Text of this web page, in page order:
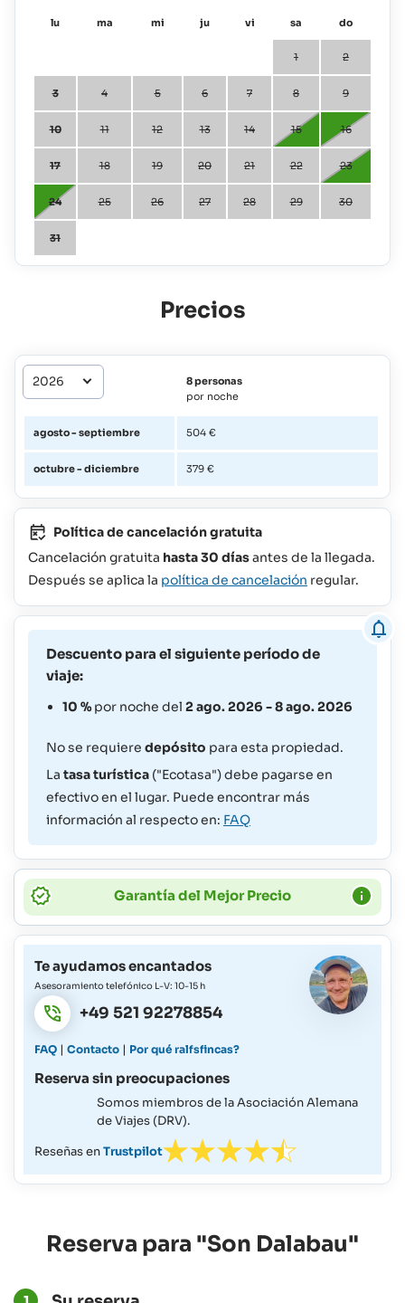
lu ma mi ju vi sa do
1 2
3 4 5 6 7 8 9
10 11 12 13 14 15 16
17 18 19 20 21 22 23
24 25 26 27 28 29 30
31
Precios
8 personas
por noche
agosto - septiembre 504 €
octubre - diciembre 379 €
Política de cancelación gratuita
Cancelación gratuita hasta 30 díasantes de la llegada.
Después se aplica la política de cancelación regular.
Descuento para el siguiente período de
viaje:
10 %por noche del 2 ago. 2026 - 8 ago. 2026
No se requiere depósito para esta propiedad.
La tasa turística ("Ecotasa") debe pagarse en
efectivo en el lugar. Puede encontrar más
información al respecto en: FAQ
Garantía del Mejor Precio
Te ayudamos encantados
Asesoramiento telefónico L-V: 10-15 h
+49 521 92278854
FAQ | Contacto | Por qué ralfsfincas?
Reserva sin preocupaciones
Somos miembros de la Asociación Alemana
de Viajes (DRV).
Reseñas enTrustpilot
Reserva para "Son Dalabau"